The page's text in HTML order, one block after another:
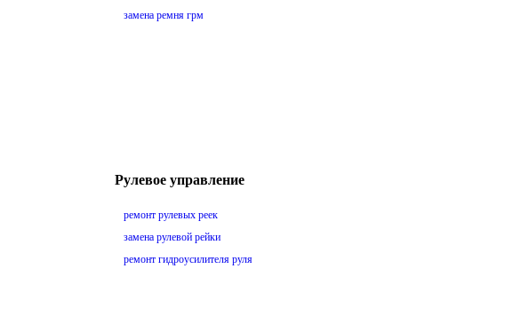
замена ремня грм
Рулевое управление
ремонт рулевых реек
замена рулевой рейки
ремонт гидроусилителя руля